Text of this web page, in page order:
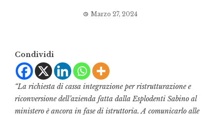
Marzo 27, 2024
Condividi
“La richiesta di cassa integrazione per ristrutturazione e
riconversione dell’azienda fatta dalla Esplodenti Sabino al
ministero è ancora in fase di istruttoria. A comunicarlo alle